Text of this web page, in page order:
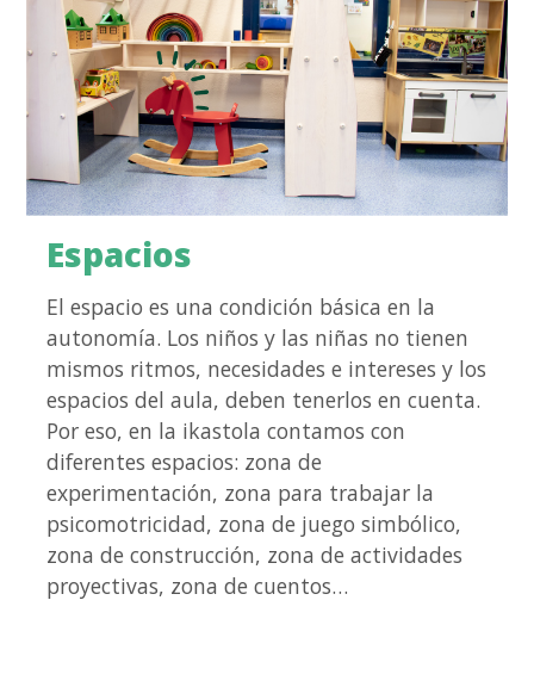
Espacios
El espacio es una condición básica en la
autonomía. Los niños y las niñas no tienen
mismos ritmos, necesidades e intereses y los
espacios del aula, deben tenerlos en cuenta.
Por eso, en la ikastola contamos con
diferentes espacios: zona de
experimentación, zona para trabajar la
psicomotricidad, zona de juego simbólico,
zona de construcción, zona de actividades
proyectivas, zona de cuentos…